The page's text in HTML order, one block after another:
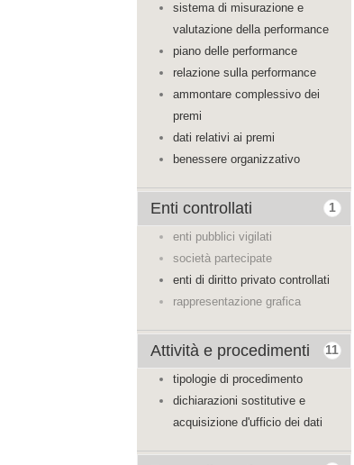
sistema di misurazione e
valutazione della performance
piano delle performance
relazione sulla performance
ammontare complessivo dei
premi
dati relativi ai premi
benessere organizzativo
1
Enti controllati
enti pubblici vigilati
società partecipate
enti di diritto privato controllati
rappresentazione grafica
11
Attività e procedimenti
tipologie di procedimento
dichiarazioni sostitutive e
acquisizione d'ufficio dei dati